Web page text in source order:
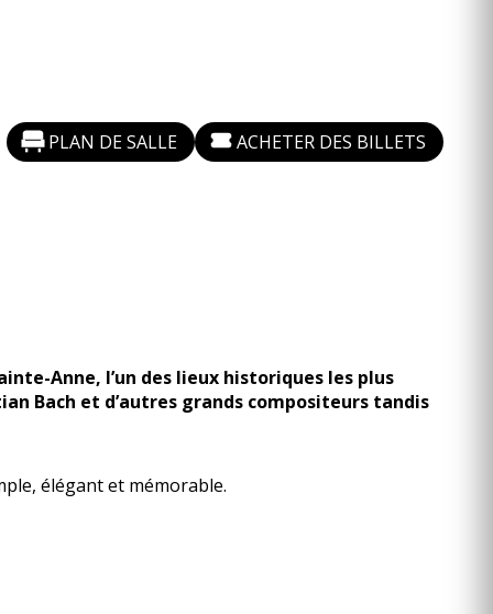
PLAN DE SALLE ACHETER DES BILLETS
Anne, l’un des lieux historiques les plus
Bach et d’autres grands compositeurs tandis
élégant et mémorable.